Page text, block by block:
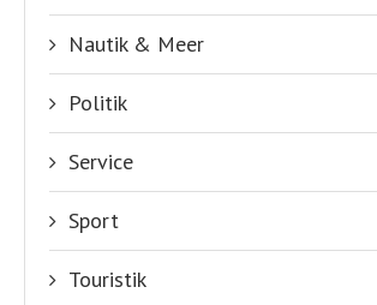
Nautik & Meer
Politik
Service
Sport
Touristik